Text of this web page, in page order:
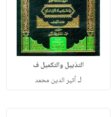
التذييل والتكميل ف
لـأثير الدين محمد